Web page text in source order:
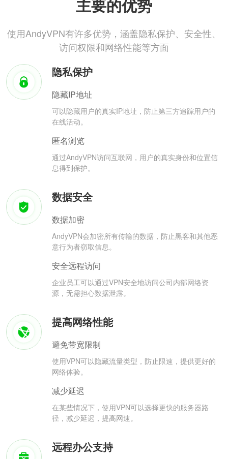
主要的优势
使用AndyVPN有许多优势，涵盖隐私保护、安全性、
访问权限和网络性能等方面
隐私保护
隐藏IP地址
可以隐藏用户的真实IP地址，防止第三方追踪用户的
在线活动。
匿名浏览
通过AndyVPN访问互联网，用户的真实身份和位置信
息得到保护。
数据安全
数据加密
AndyVPN会加密所有传输的数据，防止黑客和其他恶
意行为者窃取信息。
安全远程访问
企业员工可以通过VPN安全地访问公司内部网络资
源，无需担心数据泄露。
提高网络性能
避免带宽限制
使用VPN可以隐藏流量类型，防止限速，提供更好的
网络体验。
减少延迟
在某些情况下，使用VPN可以选择更快的服务器路
径，减少延迟，提高网速。
远程办公支持